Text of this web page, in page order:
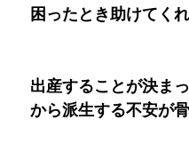
困ったとき助けてく
出産することが決ま
から派生する不安が